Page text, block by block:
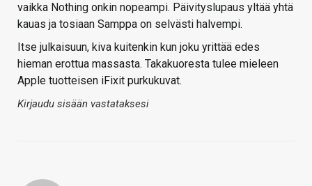
vaikka Nothing onkin nopeampi. Päivityslupaus yltää yhtä
kauas ja tosiaan Samppa on selvästi halvempi.
Itse julkaisuun, kiva kuitenkin kun joku yrittää edes
hieman erottua massasta. Takakuoresta tulee mieleen
Apple tuotteisen iFixit purkukuvat.
Kirjaudu sisään vastataksesi